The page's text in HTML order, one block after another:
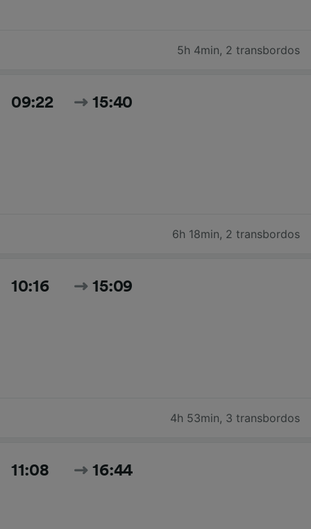
5h 4min, 2 transbordos
09:22 15:40
6h 18min, 2 transbordos
10:16 15:09
4h 53min, 3 transbordos
11:08 16:44